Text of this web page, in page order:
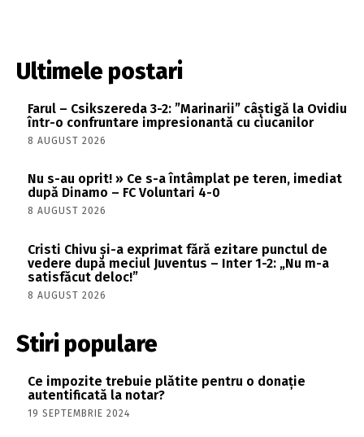
Ultimele postari
Farul – Csikszereda 3-2: ”Marinarii” câștigă la Ovidiu
într-o confruntare impresionantă cu ciucanilor
8 AUGUST 2026
Nu s-au oprit! » Ce s-a întâmplat pe teren, imediat
după Dinamo – FC Voluntari 4-0
8 AUGUST 2026
Cristi Chivu și-a exprimat fără ezitare punctul de
vedere după meciul Juventus – Inter 1-2: „Nu m-a
satisfăcut deloc!”
8 AUGUST 2026
Stiri populare
Ce impozite trebuie plătite pentru o donație
autentificată la notar?
19 SEPTEMBRIE 2024